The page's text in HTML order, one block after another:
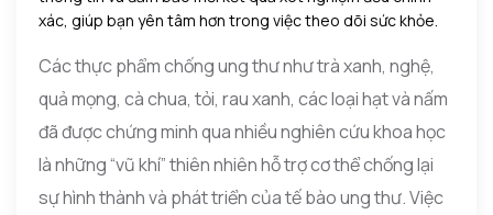
xác, giúp bạn yên tâm hơn trong việc theo dõi sức khỏe.
Các thực phẩm chống ung thư như trà xanh, nghệ,
quả mọng, cà chua, tỏi, rau xanh, các loại hạt và nấm
đã được chứng minh qua nhiều nghiên cứu khoa học
là những “vũ khí” thiên nhiên hỗ trợ cơ thể chống lại
sự hình thành và phát triển của tế bào ung thư. Việc